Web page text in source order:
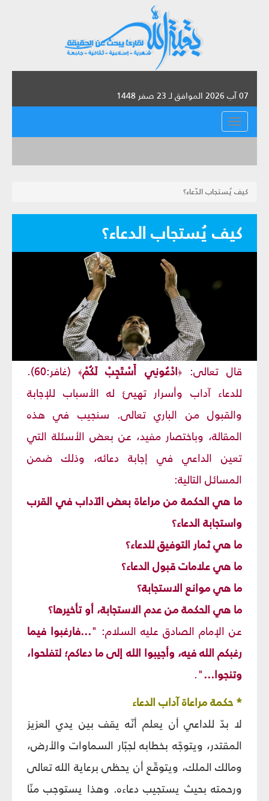
07 آب 2026 الموافق لـ 23 صفر 1448
القائمة
كيف يُستجاب الدّعاء؟
كيف يُستجاب الدعاء؟
قال تعالى:﴿ادْعُونِي أَسْتَجِبْ لَكُمْ﴾
(غافر:60).
للدعاء آداب وأسرار تهيئ له الأسباب للإجابة
والقبول من الباري تعالى. سنجيب في هذه
المقالة، وباختصار مفيد، عن بعض الأسئلة التي
تعين الداعي في إجابة دعائه، وذلك ضمن
المسائل التالية:
ما هي الحكمة من مراعاة بعض الآداب في القرب
واستجابة الدعاء؟
ما هي ثمار التوفيق للدعاء؟
ما هي علامات قبول الدعاء؟
ما هي موانع الاستجابة؟
ما هي الحكمة من عدم الاستجابة، أو تأخيرها؟
عن الإمام الصادق عليه السلام: "...فارغبوا فيما
رغبكم الله فيه، وأجيبوا الله إلى ما دعاكم؛ لتفلحوا،
وتنجوا...".
* حكمة مراعاة آداب الدعاء
لا بدّ للداعي أن يعلم أنّه يقف بين يدي العزيز
المقتدر، ويتوجّه بخطابه لجبّار السماوات والأرض،
ومالك الملك، ويتوقّع أن يحظى برعاية الله تعالى
ورحمته بحيث يستجيب دعاءه. وهذا يستوجب منّا